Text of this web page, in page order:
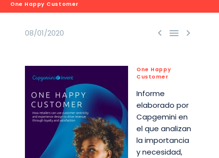
One Happy Customer
  
08/01/2020
One Happy
Customer
Informe
elaborado por
Capgemini en
el que analizan
la importancia
y necesidad,